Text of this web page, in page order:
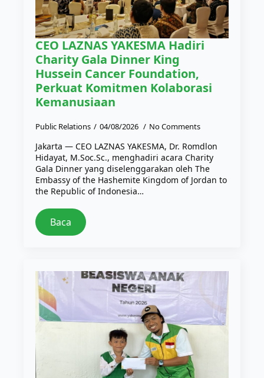
CEO LAZNAS YAKESMA Hadiri
Charity Gala Dinner King
Hussein Cancer Foundation,
Perkuat Komitmen Kolaborasi
Kemanusiaan
Public Relations 04/08/2026 No Comments
Jakarta — CEO LAZNAS YAKESMA, Dr. Romdlon
Hidayat, M.Soc.Sc., menghadiri acara Charity
Gala Dinner yang diselenggarakan oleh The
Embassy of the Hashemite Kingdom of Jordan to
the Republic of Indonesia…
Baca